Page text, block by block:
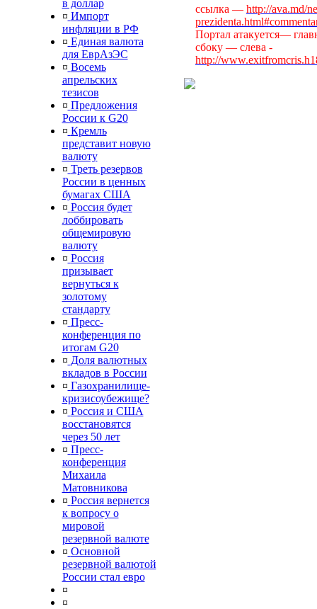
в доллар
¤ Импорт
инфляции в РФ
¤ Единая валюта
для ЕврАзЭС
¤ Восемь
апрельских
тезисов
¤ Предложения
России к G20
¤ Кремль
представит новую
валюту
¤ Треть резервов
России в ценных
бумагах США
¤ Россия будет
лоббировать
общемировую
валюту
¤ Россия
призывает
вернуться к
золотому
стандарту
¤ Пресс-
конференция по
итогам G20
¤ Доля валютных
вкладов в России
¤ Газохранилище-
кризисоубежище?
¤ Россия и США
восстановятся
через 50 лет
¤ Пресс-
конференция
Михаила
Матовникова
¤ Россия вернется
к вопросу о
мировой
резервной валюте
¤ Основной
резервной валютой
России стал евро
¤
¤
ссылка — http://ava.md/
Портал атакуется—
сбоку — слева -
http://